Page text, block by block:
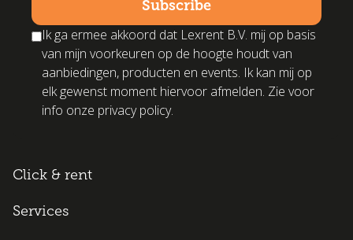
Ik ga ermee akkoord dat Lexrent B.V. mij op basis
van mijn voorkeuren op de hoogte houdt van
aanbiedingen, producten en events. Ik kan mij op
elk gewenst moment hiervoor afmelden. Zie voor
info onze privacy policy.
Click & rent
Services